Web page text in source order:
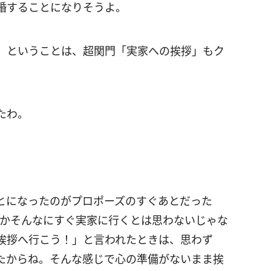
ることになりそうよ。
いうことは、超関門「実家への挨拶」もク
。
なったのがプロポーズのすぐあとだった
そんなにすぐ実家に行くとは思わないじゃな
へ行こう！」と言われたときは、思わず
らね。そんな感じで心の準備がないまま挨